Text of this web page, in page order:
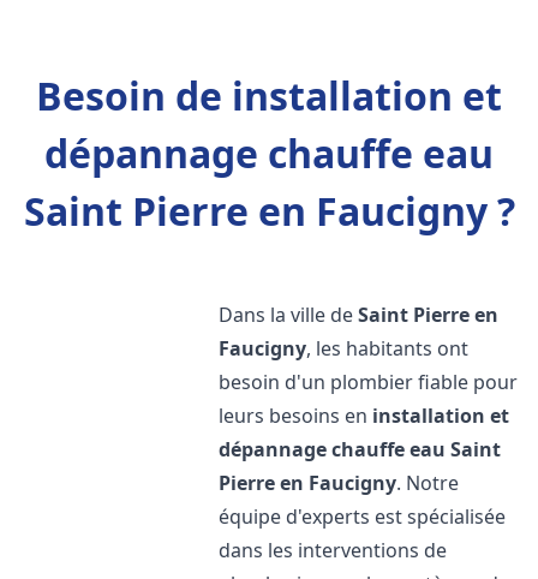
Besoin de installation et
dépannage chauffe eau
Saint Pierre en Faucigny ?
Dans la ville deSaint Pierre en
Faucigny, les habitants ont
besoin d'un plombier fiable pour
leurs besoins en installation et
dépannage chauffe eau Saint
Pierre en Faucigny. Notre
équipe d'experts est spécialisée
dans les interventions de